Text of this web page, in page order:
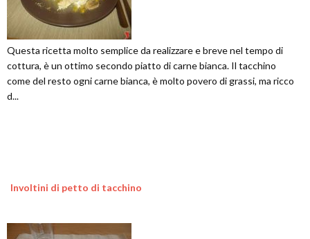
Questa ricetta molto semplice da realizzare e breve nel tempo di
cottura, è un ottimo secondo piatto di carne bianca. Il tacchino
come del resto ogni carne bianca, è molto povero di grassi, ma ricco
d...
Involtini di petto di tacchino